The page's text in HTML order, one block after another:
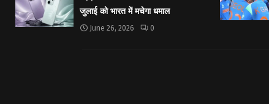
जुलाई को भारत में मचेगा धमाल
June 26, 2026 0